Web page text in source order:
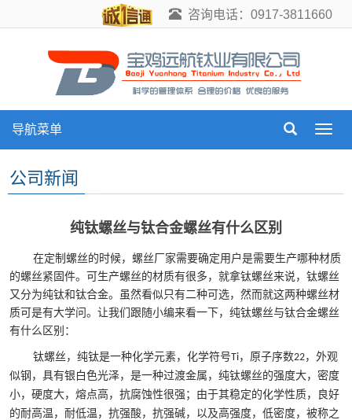
咨询电话：0917-3811660
导
导航菜单
公司新闻
纯钛螺丝与钛合金螺丝有什么区别
在定制螺丝的时候，螺丝厂家需要确定用户是需要生产哪种材质
的螺丝紧固件。可生产螺丝的材质有很多，就拿钛螺丝来说，钛螺丝
又分为纯钛和钛合金。虽然看似只有二种可选，然而就这两种螺丝材
质可是有大学问。让我们跟随小编来看一下，纯钛螺丝与钛合金螺丝
有什么区别：
钛螺丝，纯钛是一种化学元素，化学符号Ti，原子序数22，外观
似钢，具有银白色光泽，是一种过渡金属，纯钛螺丝的强度大，密度
小，硬度大，熔点高，抗腐蚀性很强；由于其稳定的化学性质，良好
的耐高温，耐低温，抗强酸，抗强碱，以及高强度，低密度，被称之